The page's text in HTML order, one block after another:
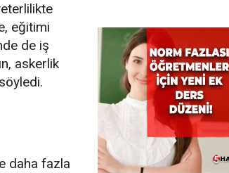
eğitimi
de iş
askerlik
daha fazla